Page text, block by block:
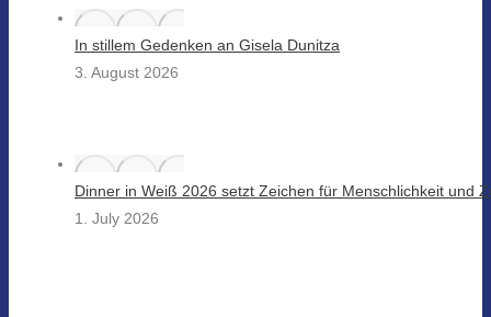
In stillem Gedenken an Gisela Dunitza
3. August 2026
Dinner in Weiß 2026 setzt Zeichen für Menschlichkeit und
1. July 2026